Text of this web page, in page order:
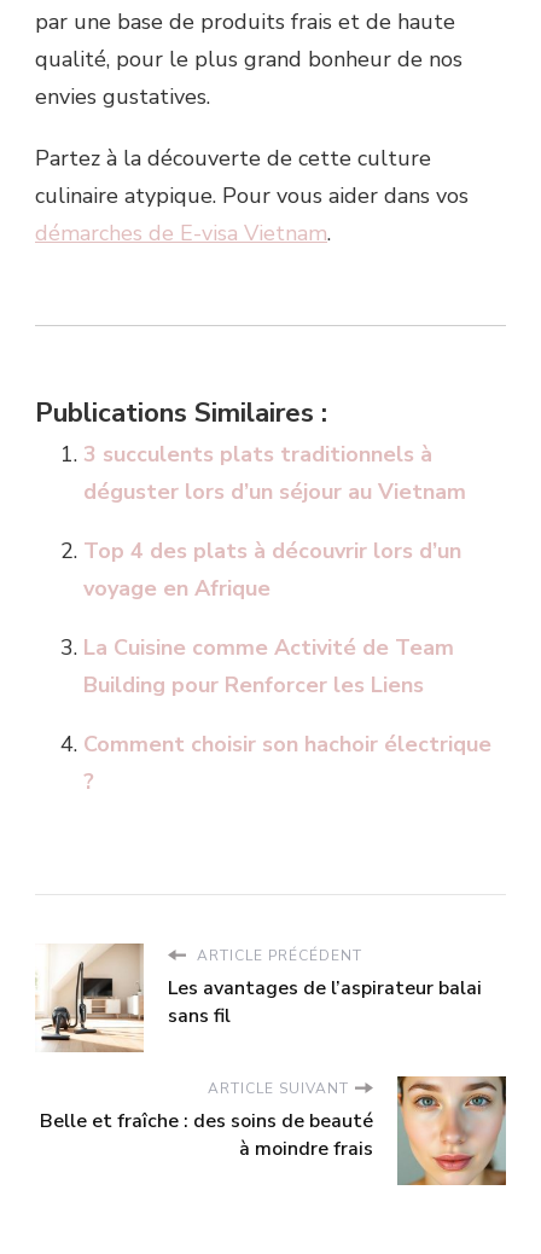
par une base de produits frais et de haute
qualité, pour le plus grand bonheur de nos
envies gustatives.
Partez à la découverte de cette culture
culinaire atypique. Pour vous aider dans vos
démarches de E-visa Vietnam.
Publications Similaires :
3 succulents plats traditionnels à
déguster lors d’un séjour au Vietnam
Top 4 des plats à découvrir lors d’un
voyage en Afrique
La Cuisine comme Activité de Team
Building pour Renforcer les Liens
Comment choisir son hachoir électrique
?
ARTICLE PRÉCÉDENT
Les avantages de l’aspirateur balai
sans fil
ARTICLE SUIVANT
Belle et fraîche : des soins de beauté
à moindre frais